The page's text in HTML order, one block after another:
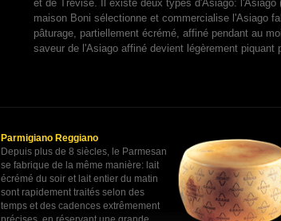
et de Trévise. Il existe deux types d'Asiago: l'Asiago
maison Boni sélectionne et commercialise l'Asiago
pâturage, partiellement écrémé, affiné pendant au
saveur de l'Asiago affiné devient légèrement piquant
Parmigiano Reggiano
Depuis plus de 8 siècles, le Parmesan
se fabrique de la même manière: lait
écrémé du soir et lait entier du matin
sont rapidement traités selon des
temps et des cadences extrêmement